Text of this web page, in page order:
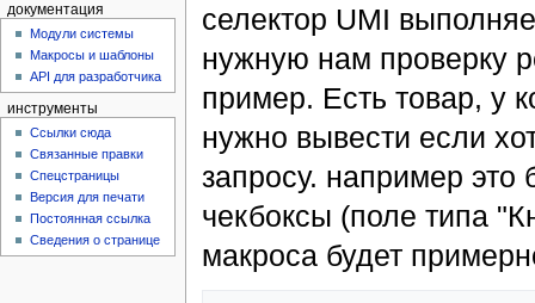
селектор UMI
нужную нам проверку
пример. Есть товар, у
нужно вывести если
запросу. например это
чекбоксы (поле типа
макроса будет
документация
Модули системы
Макросы и шаблоны
API для разработчика
инструменты
Ссылки сюда
Связанные правки
Спецстраницы
Версия для печати
Постоянная ссылка
Сведения о странице